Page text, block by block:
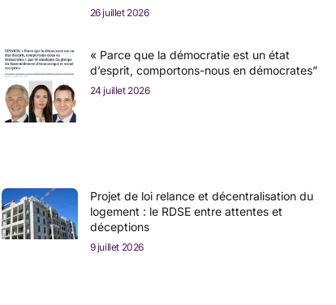
26 juillet 2026
« Parce que la démocratie est un état
d’esprit, comportons-nous en démocrates”
24 juillet 2026
Projet de loi relance et décentralisation du
logement : le RDSE entre attentes et
déceptions
9 juillet 2026